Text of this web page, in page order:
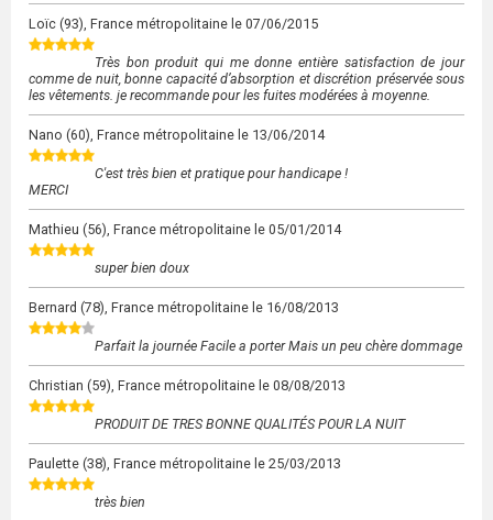
Loïc (93), France métropolitaine le 07/06/2015
Très bon produit qui me donne entière satisfaction de jour
comme de nuit, bonne capacité d’absorption et discrétion préservée sous
les vêtements. je recommande pour les fuites modérées à moyenne.
Nano (60), France métropolitaine le 13/06/2014
C'est très bien et pratique pour handicape !
MERCI
Mathieu (56), France métropolitaine le 05/01/2014
super bien doux
Bernard (78), France métropolitaine le 16/08/2013
Parfait la journée Facile a porter Mais un peu chère dommage
Christian (59), France métropolitaine le 08/08/2013
PRODUIT DE TRES BONNE QUALITÉS POUR LA NUIT
Paulette (38), France métropolitaine le 25/03/2013
très bien